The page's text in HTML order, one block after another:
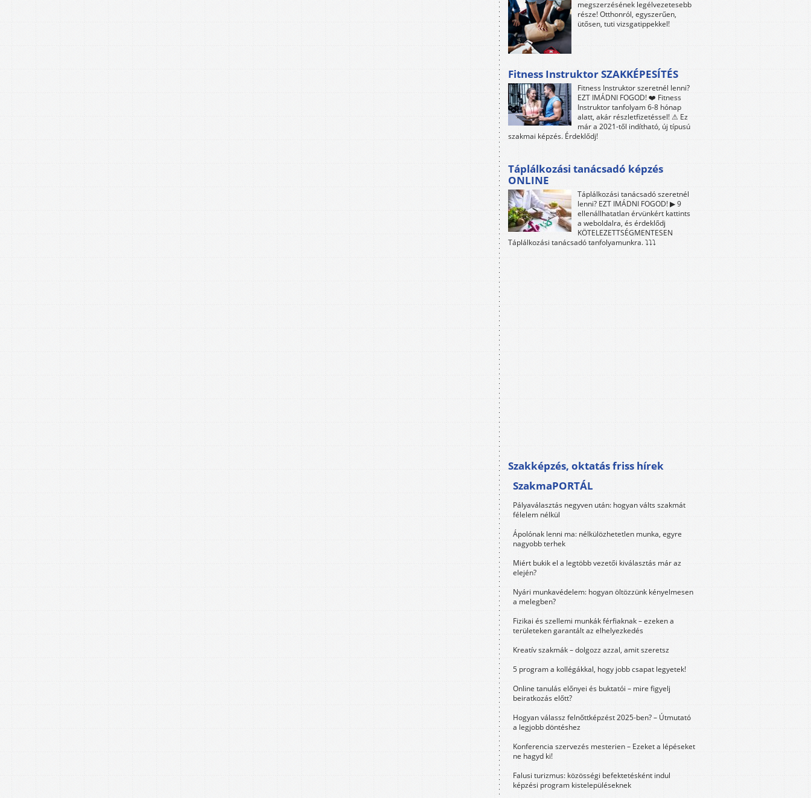
megszerzésének legélvezetesebb
része! Otthonról, egyszerűen,
ütősen, tuti vizsgatippekkel!
Fitness Instruktor SZAKKÉPESÍTÉS
Fitness Instruktor szeretnél lenni?
EZT IMÁDNI FOGOD! ❤️ Fitness
Instruktor tanfolyam 6-8 hónap
alatt, akár részletfizetéssel! ⚠ Ez
már a 2021-től indítható, új típusú
szakmai képzés. Érdeklődj!
Táplálkozási tanácsadó képzés
ONLINE
Táplálkozási tanácsadó szeretnél
lenni? EZT IMÁDNI FOGOD! ▶ 9
ellenállhatatlan érvünkért kattints
a weboldalra, és érdeklődj
KÖTELEZETTSÉGMENTESEN
Táplálkozási tanácsadó tanfolyamunkra. ⤵⤵⤵
Szakképzés, oktatás friss hírek
SzakmaPORTÁL
Pályaválasztás negyven után: hogyan válts szakmát
félelem nélkül
Ápolónak lenni ma: nélkülözhetetlen munka, egyre
nagyobb terhek
Miért bukik el a legtöbb vezetői kiválasztás már az
elején?
Nyári munkavédelem: hogyan öltözzünk kényelmesen
a melegben?
Fizikai és szellemi munkák férfiaknak – ezeken a
területeken garantált az elhelyezkedés
Kreatív szakmák – dolgozz azzal, amit szeretsz
5 program a kollégákkal, hogy jobb csapat legyetek!
Online tanulás előnyei és buktatói – mire figyelj
beiratkozás előtt?
Hogyan válassz felnőttképzést 2025-ben? – Útmutató
a legjobb döntéshez
Konferencia szervezés mesterien – Ezeket a lépéseket
ne hagyd ki!
Falusi turizmus: közösségi befektetésként indul
képzési program kistelepüléseknek